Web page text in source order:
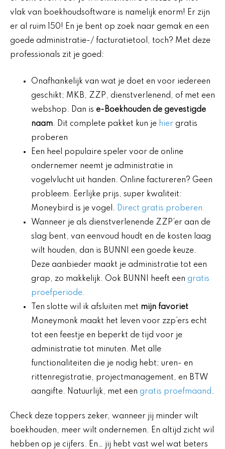
vlak van boekhoudsoftware is namelijk enorm! Er zijn
er al ruim 150! En je bent op zoek naar gemak en een
goede administratie-/ facturatietool, toch? Met deze
professionals zit je goed:
Onafhankelijk van wat je doet en voor iedereen
geschikt; MKB, ZZP, dienstverlenend, of met een
webshop. Dan is e-Boekhouden de gevestigde
naam. Dit complete pakket kun je hier gratis
proberen
Een heel populaire speler voor de online
ondernemer neemt je administratie in
vogelvlucht uit handen. Online factureren? Geen
probleem. Eerlijke prijs, super kwaliteit:
Moneybird is je vogel. Direct gratis proberen.
Wanneer je als dienstverlenende ZZP’er aan de
slag bent, van eenvoud houdt en de kosten laag
wilt houden, dan is BUNNI een goede keuze.
Deze aanbieder maakt je administratie tot een
grap, zo makkelijk. Ook BUNNI heeft een gratis
proefperiode.
Ten slotte wil ik afsluiten met mijn favoriet
Moneymonk maakt het leven voor zzp’ers echt
tot een feestje en beperkt de tijd voor je
administratie tot minuten. Met alle
functionaliteiten die je nodig hebt; uren- en
rittenregistratie, projectmanagement, en BTW
aangifte. Natuurlijk, met een gratis proefmaand .
Check deze toppers zeker, wanneer jij minder wilt
boekhouden, meer wilt ondernemen. En altijd zicht wil
hebben op je cijfers. En… jij hebt vast wel wat beters